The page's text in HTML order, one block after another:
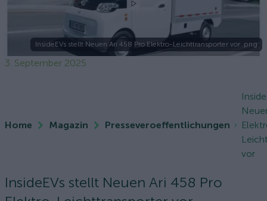
InsideEVs stellt Neuen Ari 458 Pro Elektro-Leichttransporter vor .png
3. September 2025
Home Magazin Presseveroeffentlichungen
vor
InsideEVs stellt Neuen Ari 458 Pro